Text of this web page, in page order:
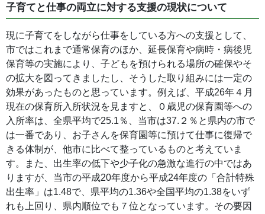
子育てと仕事の両立に対する支援の現状について
現に子育てをしながら仕事をしている方への支援として、
市ではこれまで通常保育のほか、延長保育や病時・病後児
保育等の実施により、子どもを預けられる場所の確保やそ
の拡大を図ってきましたし、そうした取り組みには一定の
効果があったものと思っています。例えば、平成26年４月
現在の保育所入所状況を見ますと、０歳児の保育園等への
入所率は、全県平均で25.1％、当市は37.２％と県内の市で
は一番であり、お子さんを保育園等に預けて仕事に復帰で
きる体制が、他市に比べて整っているものと考えていま
す。また、出生率の低下や少子化の急激な進行の中ではあ
りますが、当市の平成20年度から平成24年度の「合計特殊
出生率」は1.48で、県平均の1.36や全国平均の1.38をいず
れも上回り、県内順位でも７位となっています。その要因